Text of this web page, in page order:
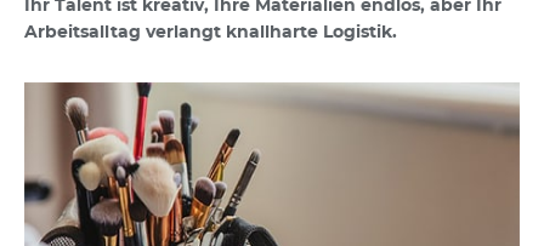
Ihr Talent ist kreativ, Ihre Materialien endlos, aber Ihr
Arbeitsalltag verlangt knallharte Logistik.